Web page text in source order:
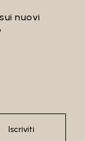
nuovi
Iscriviti